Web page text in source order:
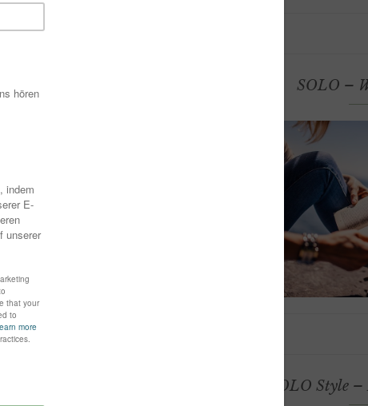
SOLO –
SOLO Style